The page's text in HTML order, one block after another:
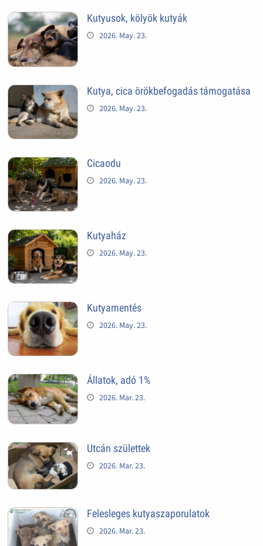
Kutyusok, kölyök kutyák
2026. May. 23.
Kutya, cica örökbefogadás támogatása
2026. May. 23.
Cicaodu
2026. May. 23.
Kutyaház
2026. May. 23.
Kutyamentés
2026. May. 23.
Állatok, adó 1%
2026. Mar. 23.
Utcán születtek
2026. Mar. 23.
Felesleges kutyaszaporulatok
2026. Mar. 23.